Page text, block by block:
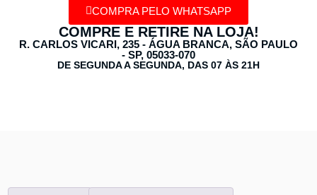
COMPRA PELO WHATSAPP
COMPRE E RETIRE NA LOJA!
R. CARLOS VICARI, 235 - ÁGUA BRANCA, SÃO PAULO
- SP, 05033-070
DE SEGUNDA A SEGUNDA, DAS 07 ÀS 21H